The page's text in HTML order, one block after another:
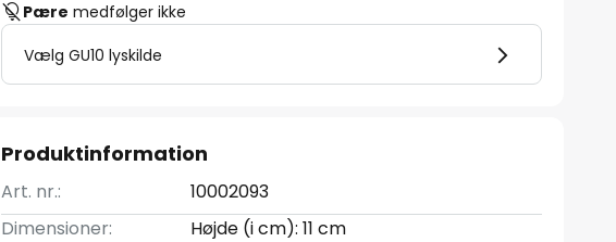
Pære medfølger ikke
Vælg GU10 lyskilde
Produktinformation
Art. nr.:
10002093
Dimensioner:
Højde (i cm): 11 cm